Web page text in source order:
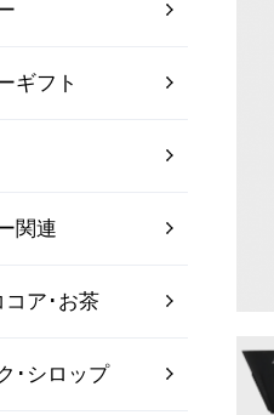
ギフト
関連
コア･お茶
･シロップ